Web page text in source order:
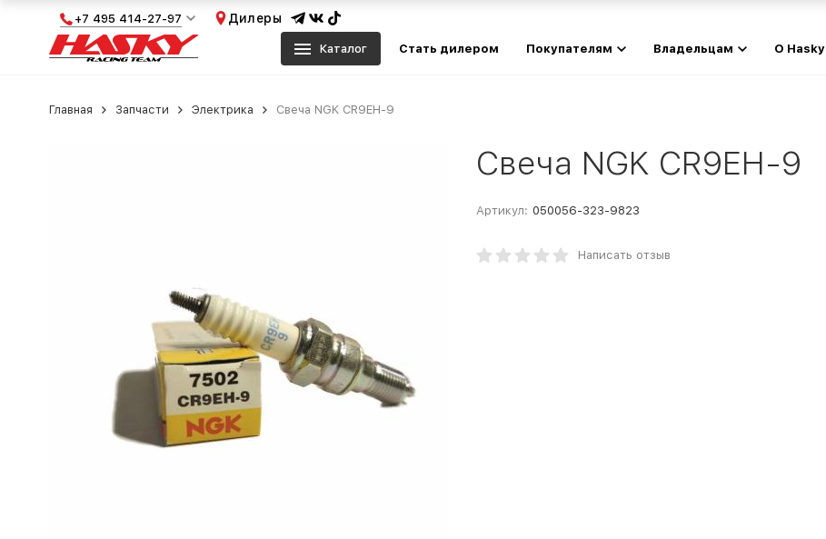
+7 495 414-27-97 Дилеры
Каталог Стать дилером Покупателям Владельцам О Hasky
Главная Запчасти Электрика Свеча NGK CR9EH-9
Свеча NGK CR9EH-9
Артикул: 050056-323-9823
Написать отзыв